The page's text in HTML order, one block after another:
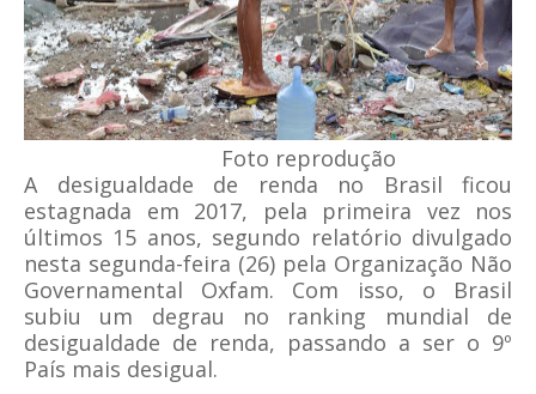
Foto reprodução
A desigualdade de renda no Brasil ficou
estagnada em 2017, pela primeira vez nos
últimos 15 anos, segundo relatório divulgado
nesta segunda-feira (26) pela Organização Não
Governamental Oxfam. Com isso, o Brasil
subiu um degrau no ranking mundial de
desigualdade de renda, passando a ser o 9º
País mais desigual.